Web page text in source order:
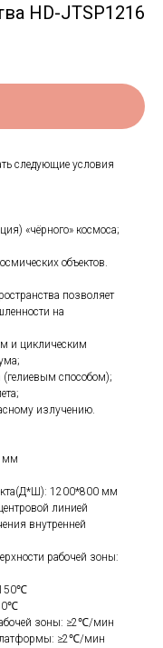
HD-JTSP1216
следующие условия
«чёрного» космоса;
объектов.
позволяет
на
и циклическим
(гелиевым способом);
излучению.
мм
1200*800 мм
линией
внутренней
рабочей зоны:
зоны: ≥2℃/мин
≥2℃/мин